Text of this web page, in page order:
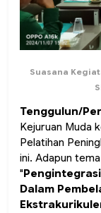
Suasana
Tenggulun/
Kejuruan Muda
Pelatihan
ini. Adapun
"
Dalam